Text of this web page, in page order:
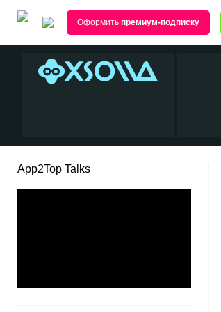
Оформить премиум-подписку
App2Top Talks